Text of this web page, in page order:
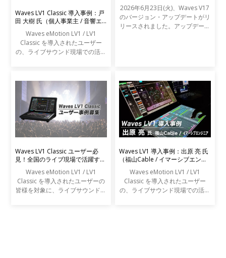
Waves LV1 Classic 導入事例：戸
田 大樹 氏（個人事業主 / 音響エ
Waves eMotion LV1 / LV1
Classic を導入されたユーザー
の、ライブサウンド現場での活用
2026年6月23日(火)、Waves V17
のバージョン・アップデートがリ
リースされました。アップデート
Waves LV1 Classic ユーザー必
見！全国のライブ現場で活躍する
Waves eMotion LV1 / LV1
Classic を導入されたユーザーの
皆様を対象に、ライブサウンドの
Waves LV1 導入事例：出原 亮 氏
（福山Cable / イマーシブエンジ
Waves eMotion LV1 / LV1
Classic を導入されたユーザー
の、ライブサウンド現場での活用